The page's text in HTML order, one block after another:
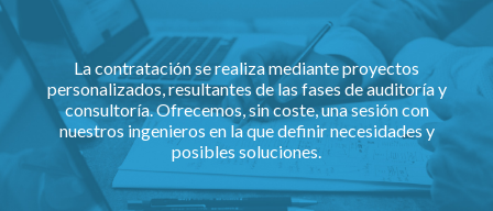
La contratación se realiza mediante proyectos
personalizados, resultantes de las fases de auditoría y
consultoría. Ofrecemos, sin coste, una sesión con
nuestros ingenieros en la que definir necesidades y
posibles soluciones.